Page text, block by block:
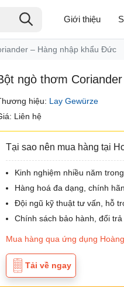
Giới thiệu
– Hàng nhập khẩu Đức
ngò thơm
hiệu: Lay Gewürze
Liên hệ
Tại sao nên mua hàng tại
Kinh nghiệm nhiều năm
Hàng hoá đa dạng, chính
Đội ngũ kỹ thuật tư vấn, hỗ
Chính sách bảo hành, đổi
Mua hàng qua ứng dụng
Tải về ngay